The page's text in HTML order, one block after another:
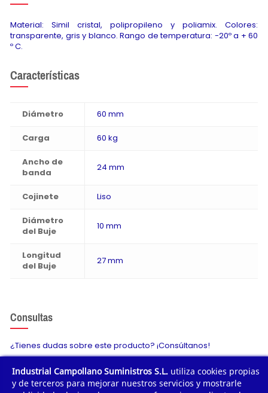
Material: Simil cristal, polipropileno y poliamix. Colores:
transparente, gris y blanco. Rango de temperatura: -20º a + 60
º C.
Características
Diámetro 60 mm
Carga 60 kg
Ancho de
banda
24 mm
Cojinete Liso
Diámetro
del Buje
10 mm
Longitud
del Buje
27 mm
Consultas
¿Tienes dudas sobre este producto? ¡Consúltanos!
Envíanos tu consulta
Industrial Campollano Suministros S.L. utiliza cookies propias
y de terceros para mejorar nuestros servicios y mostrarle